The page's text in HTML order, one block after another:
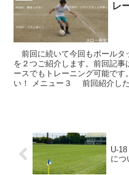
レ
前回に続いて今回もボールタ
を２つご紹介します。前回記
ースでもトレーニング可能です
い！ メニュー３ 前回紹介し
U-
につ